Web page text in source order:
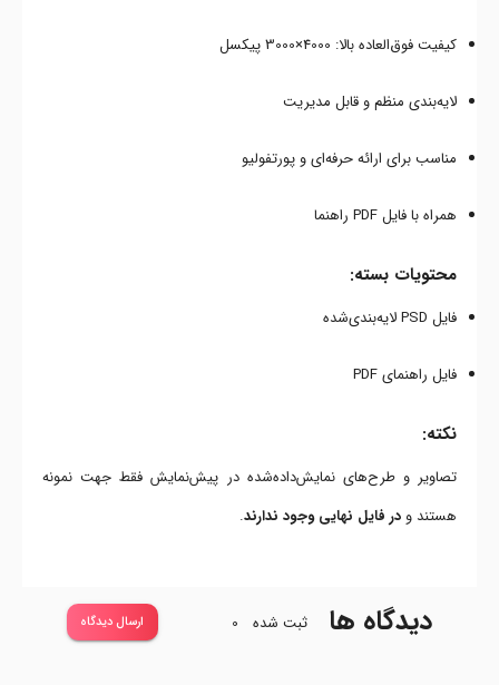
کیفیت فوق‌العاده بالا: 4000×3000 پیکسل
لایه‌بندی منظم و قابل مدیریت
مناسب برای ارائه حرفه‌ای و پورتفولیو
همراه با فایل PDF راهنما
محتویات بسته:
فایل PSD لایه‌بندی‌شده
فایل راهنمای PDF
نکته:
تصاویر و طرح‌های نمایش‌داده‌شده در پیش‌نمایش فقط جهت نمونه
هستند ودر فایل نهایی وجود ندارند.
دیدگاه ها ثبت شده 0 ارسال دیدگاه